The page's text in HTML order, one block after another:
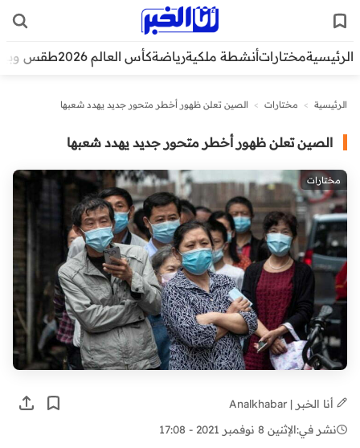
الرئيسيةمختاراتأنشطة ملكيةرياضةكأس العالم 2026 طقس
الرئيسية > مختارات > الصين تعلن ظهور أخطر متحور جديد يهدد شعبها
الصين تعلن ظهور أخطر متحور جديد يهدد شعبها
مختارات
أنا الخبر | Analkhabar
نشر في:الإثنين 8 نوفمبر 2021 - 17:08